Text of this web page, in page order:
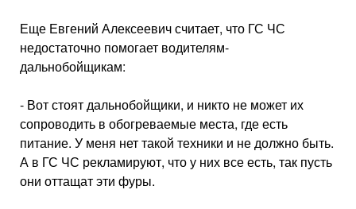
Еще Евгений Алексеевич считает, что ГС ЧС
недоста­точно помогает водителям-
дальнобойщикам:
- Вот стоят дальнобойщики, и никто не может их
сопрово­дить в обогреваемые места, где есть
питание. У меня нет такой техники и не должно быть.
А в ГС ЧС рекламируют, что у них все есть, так пусть
они оттащат эти фуры.